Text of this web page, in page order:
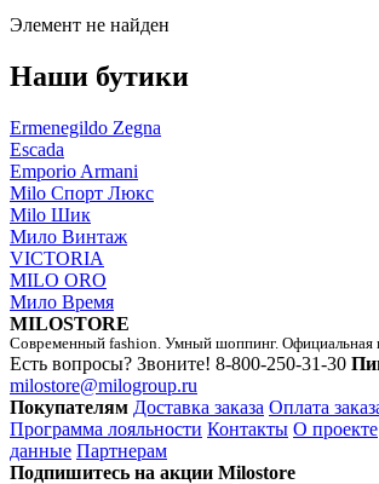
Элемент не найден
Наши бутики
Ermenegildo Zegna
Escada
Emporio Armani
Milo Спорт Люкс
Milo Шик
Мило Винтаж
VICTORIA
MILO ORO
Мило Время
MILOSTORE
Современный fashion. Умный шоппинг. Официальная
Есть вопросы? Звоните! 8-800-250-31-30
milostore@milogroup.ru
Покупателям Доставка заказа Оплата
Программа лояльности Контакты О проекте
данные Партнерам
Подпишитесь на акции Milostore